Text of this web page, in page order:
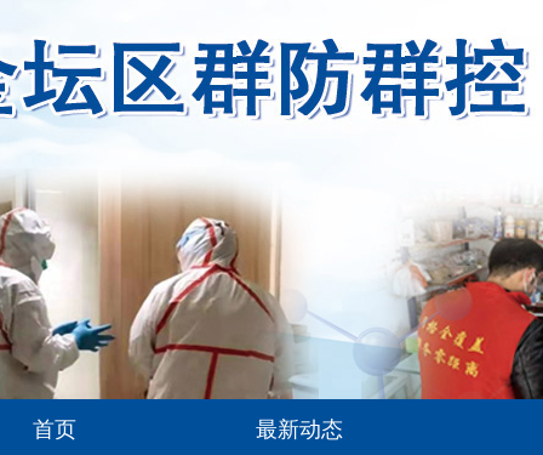
首页 最新动态